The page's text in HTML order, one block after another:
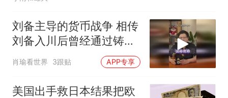
刘备主导的货币战争 相传
刘备入川后曾经通过铸币
大肆敛财，这是怎么回事
肖瑜看世界 3跟贴 APP专享
美国出手救日本结果把欧